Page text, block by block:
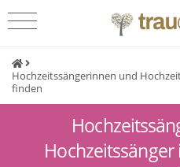
Hochzeitssängerinnen und
finden